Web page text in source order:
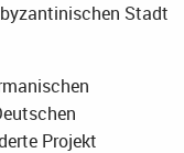
Stadt
Projekt